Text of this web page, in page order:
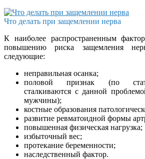
Что делать при защемлении нерва
К наиболее распространенным
повышению риска защемления
следующие:
неправильная осанка;
половой признак (по
сталкиваются с данной
мужчины);
костные образования
развитие ревматоидной формы
повышенная физическая нагрузка;
избыточный вес;
протекание беременности;
наследственный фактор.